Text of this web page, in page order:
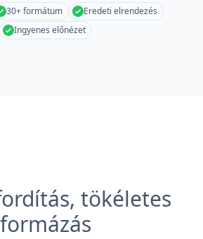
30+ formátum
Eredeti elrendezés
Ingyenes előnézet
tökéletes
formázás